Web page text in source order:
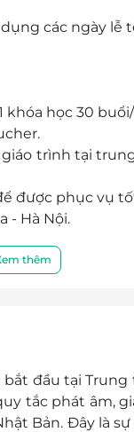
các ngày lễ
khóa học 30
trình tại
được phục vụ
- Hà Nội.
thành tiền mặt,
thêm
đầu tại
tắc phát âm,
Bản. Đây là